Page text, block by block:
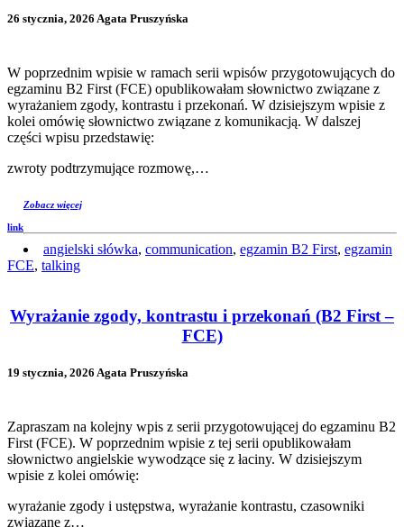
26 stycznia, 2026 Agata Pruszyńska
W poprzednim wpisie w ramach serii wpisów przygotowujących do
egzaminu B2 First (FCE) opublikowałam słownictwo związane z
wyrażaniem zgody, kontrastu i przekonań. W dzisiejszym wpisie z
kolei omówię słownictwo związane z komunikacją. W dalszej
części wpisu przedstawię:
zwroty podtrzymujące rozmowę,…
link
Zobacz więcej
angielski słówka, communication, egzamin B2 First, egzamin
FCE, talking
Wyrażanie zgody, kontrastu i przekonań (B2 First –
FCE)
19 stycznia, 2026 Agata Pruszyńska
Zapraszam na kolejny wpis z serii przygotowującej do egzaminu B2
First (FCE). W poprzednim wpisie z tej serii opublikowałam
słownictwo angielskie wywodzące się z łaciny. W dzisiejszym
wpisie z kolei omówię:
wyrażanie zgody i ustępstwa, wyrażanie kontrastu, czasowniki
związane z…